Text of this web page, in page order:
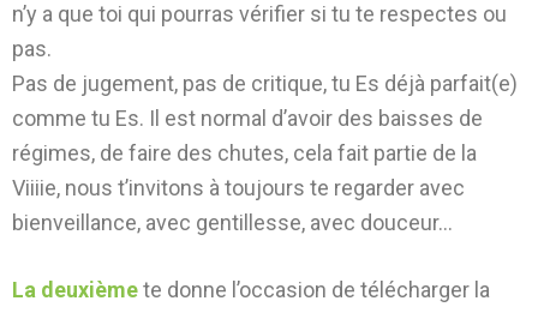
n’y a que toi qui pourras vérifier si tu te respectes ou
pas.
Pas de jugement, pas de critique, tu Es déjà parfait(e)
comme tu Es. Il est normal d’avoir des baisses de
régimes, de faire des chutes, cela fait partie de la
Viiiie, nous t’invitons à toujours te regarder avec
bienveillance, avec gentillesse, avec douceur…
La deuxièmete donne l’occasion de télécharger la